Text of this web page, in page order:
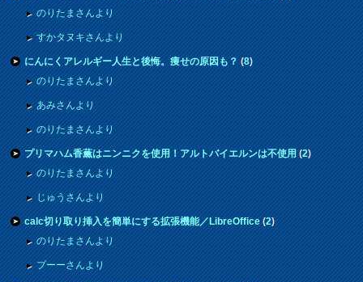
のりたまさんより
すかタヌキさんより
にんにくアレルギー人生と後悔。痩せの原因も？(8)
のりたまさんより
あみさんより
のりたまさんより
プリマハム香薫はニンニクを使用！アルトバイエルンは不使用(2)
のりたまさんより
じゅうさんより
calc切り取り挿入を簡単にする拡張機能／LibreOffice(2)
のりたまさんより
プーーさんより